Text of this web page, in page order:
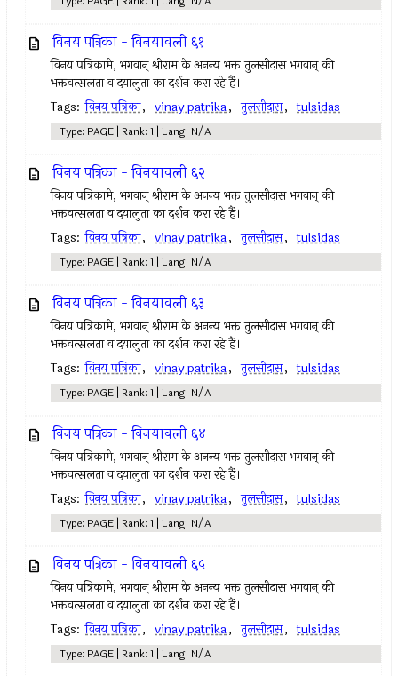
विनय पत्रिका - विनयावली ६१
विनय पत्रिकामे, भगवान् श्रीराम के अनन्य भक्त तुलसीदास भगवान् की
भक्तवत्सलता व दयालुता का दर्शन करा रहे हैं।
Tags: विनय पत्रिका, vinay patrika, तुलसीदास, tulsidas
Type: PAGE | Rank: 1 | Lang: N/A
विनय पत्रिका - विनयावली ६२
विनय पत्रिकामे, भगवान् श्रीराम के अनन्य भक्त तुलसीदास भगवान् की
भक्तवत्सलता व दयालुता का दर्शन करा रहे हैं।
Tags: विनय पत्रिका, vinay patrika, तुलसीदास, tulsidas
Type: PAGE | Rank: 1 | Lang: N/A
विनय पत्रिका - विनयावली ६३
विनय पत्रिकामे, भगवान् श्रीराम के अनन्य भक्त तुलसीदास भगवान् की
भक्तवत्सलता व दयालुता का दर्शन करा रहे हैं।
Tags: विनय पत्रिका, vinay patrika, तुलसीदास, tulsidas
Type: PAGE | Rank: 1 | Lang: N/A
विनय पत्रिका - विनयावली ६४
विनय पत्रिकामे, भगवान् श्रीराम के अनन्य भक्त तुलसीदास भगवान् की
भक्तवत्सलता व दयालुता का दर्शन करा रहे हैं।
Tags: विनय पत्रिका, vinay patrika, तुलसीदास, tulsidas
Type: PAGE | Rank: 1 | Lang: N/A
विनय पत्रिका - विनयावली ६५
विनय पत्रिकामे, भगवान् श्रीराम के अनन्य भक्त तुलसीदास भगवान् की
भक्तवत्सलता व दयालुता का दर्शन करा रहे हैं।
Tags: विनय पत्रिका, vinay patrika, तुलसीदास, tulsidas
Type: PAGE | Rank: 1 | Lang: N/A